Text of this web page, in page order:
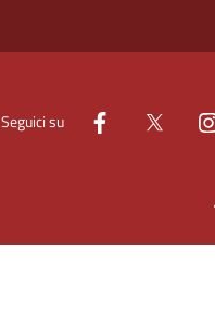
Seguici su